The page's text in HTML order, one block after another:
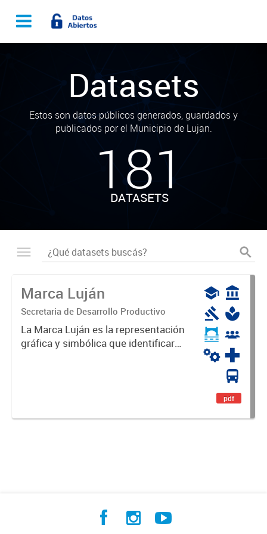
Datasets
Estos son datos públicos generados, guardados y
publicados por el Municipio de Lujan.
181
DATASETS
Marca Luján
Secretaria de Desarrollo Productivo
La Marca Luján es la representación
gráfica y simbólica que identificará
pdf